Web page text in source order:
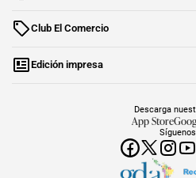
Club El Comercio
Edición impresa
Síguenos
Descarga
App Store